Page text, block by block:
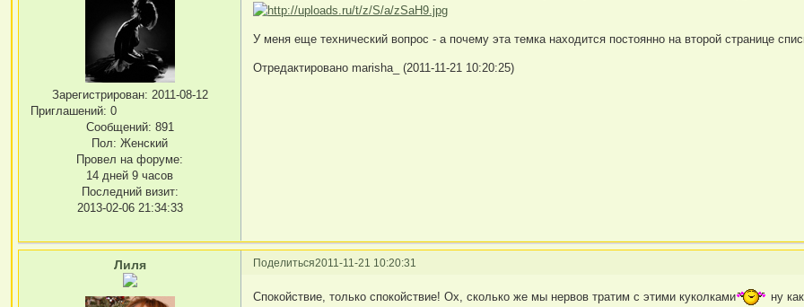
Зарегистрирован: 2011-08-12
Приглашений: 0
Сообщений: 891
Пол: Женский
Провел на форуме:
14 дней 9 часов
Последний визит:
2013-02-06 21:34:33
У меня еще технический вопрос - а почему эта темка находится постоянно на второй странице
Отредактировано marisha_ (2011-11-21 10:20:25)
Поделиться2011-11-21 10:20:31
Лиля
Спокойствие, только спокойствие! Ох, сколько же мы нервов тратим с этими куколками
ну